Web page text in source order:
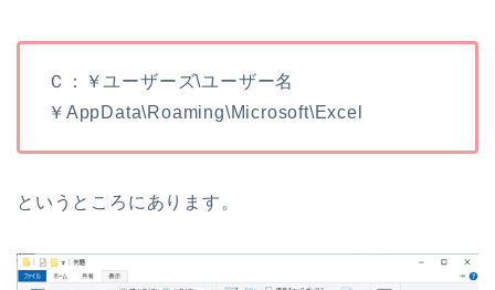
Ｃ：￥ユーザーズ\ユーザー名
￥AppData\Roaming\Microsoft\Excel
というところにあります。